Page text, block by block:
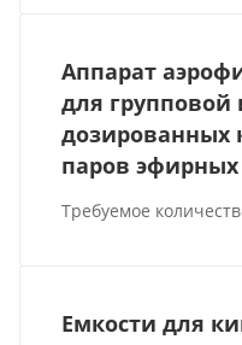
Аппарат
для групповой
дозированных
паров
Требуемое
Емкости для